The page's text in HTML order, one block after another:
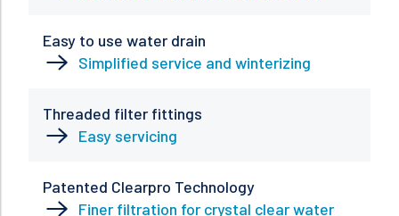
Easy to use water drain
Simplified service and winterizing
Threaded filter fittings
Easy servicing
Patented Clearpro Technology
Finer filtration for crystal clear water